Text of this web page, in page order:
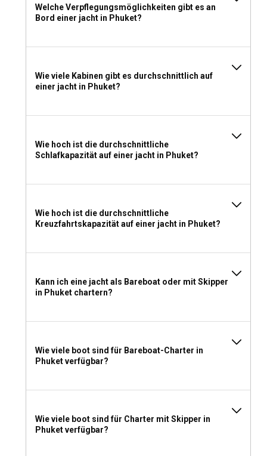
persönlichem Service und Insider-Einblicken in das Leben
vor Ort.
Um eine Yacht in Phuket ohne Skipper zu chartern, müssen
Sonnencreme, Hüten, Badeanzügen, wasserdichten
Taschen und persönlichen Dingen sollte auf Ihrer Packliste
aufregenden Yachtcharter in Phuket einzupacken!
Welche Verpflegungsmöglichkeiten gibt es an
Bord einer jacht in Phuket?
Wie viele Kabinen gibt es durchschnittlich auf
einer jacht in Phuket?
Wie hoch ist die durchschnittliche
Schlafkapazität auf einer jacht in Phuket?
Wie hoch ist die durchschnittliche
Kreuzfahrtskapazität auf einer jacht in Phuket?
Kann ich eine jacht als Bareboat oder mit Skipper
in Phuket chartern?
Wie viele boot sind für Bareboat-Charter in
Phuket verfügbar?
Wie viele boot sind für Charter mit Skipper in
Phuket verfügbar?